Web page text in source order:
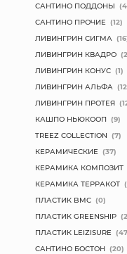
САНТИНО ПОДДОНЫ
САНТИНО ПРОЧИЕ (12)
ЛИВИНГРИН СИГМА
ЛИВИНГРИН КВАДРО
ЛИВИНГРИН КОНУС (1)
ЛИВИНГРИН АЛЬФА
ЛИВИНГРИН ПРОТЕЯ
КАШПО НЬЮКООП (9)
TREEZ COLLECTION (7)
КЕРАМИЧЕСКИЕ (37)
КЕРАМИКА КОМПОЗИТ
КЕРАМИКА ТЕРРАКОТ
ПЛАСТИК BMC (0)
ПЛАСТИК GREENSHIP
ПЛАСТИК LEIZISURE
САНТИНО БОСТОН (20)